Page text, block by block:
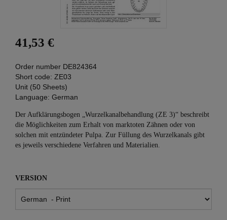
41,53 €
Order number DE824364
Short code: ZE03
Unit (50 Sheets)
Language: German
Der Aufklärungsbogen „Wurzelkanalbehandlung (ZE 3)“ beschreibt
die Möglichkeiten zum Erhalt von marktoten Zähnen oder von
solchen mit entzündeter Pulpa. Zur Füllung des Wurzelkanals gibt
es jeweils verschiedene Verfahren und Materialien.
VERSION